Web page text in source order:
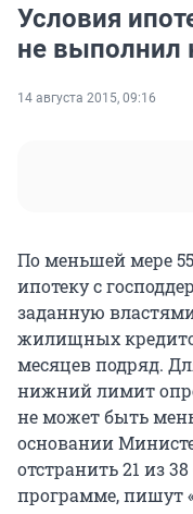
Условия
не выполнил
14 августа 2015, 09:16
По меньшей мере
ипотеку с
заданную
жилищных
месяцев подряд.
нижний лимит
не может быть
основании
отстранить 21 из
программе, пишут